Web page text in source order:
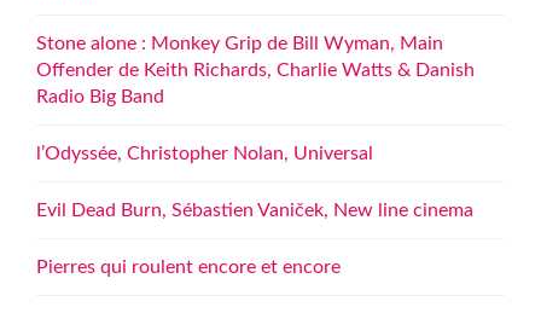
Stone alone : Monkey Grip de Bill Wyman, Main
Offender de Keith Richards, Charlie Watts & Danish
Radio Big Band
l’Odyssée, Christopher Nolan, Universal
Evil Dead Burn, Sébastien Vaniček, New line cinema
Pierres qui roulent encore et encore